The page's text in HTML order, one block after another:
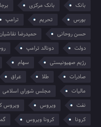
بانک
بانک مرکزی
بورس
تحریم ترامپ
حسن روحانی
حمیدرضا
دولت
دونالد ترامپ
رژیم صهیونیستی
سهام
صادرات
طلا عراق
مالیات
مجلس شورای اسلامی
نفت
ویروس ویروس
کرونا
کرونا ویروس